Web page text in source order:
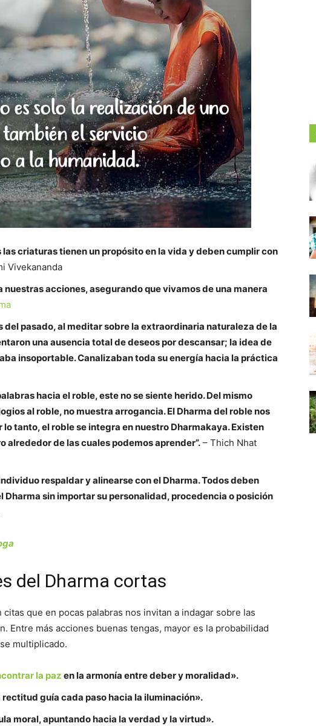
las criaturas tienen un propósito en la vida y deben cumplir con
Vivekananda
nuestras acciones, asegurando que vivamos de una manera
del pasado, al meditar sobre la extraordinaria naturaleza de la
una ausencia total de deseos por descansar; la idea de
insoportable. Canalizaban toda su energía hacia la práctica
hacia el roble, este no se siente herido. Del mismo
al roble, no muestra arrogancia. El Dharma del roble nos
tanto, el roble se integra en nuestro Dharmakaya. Existen
alrededor de las cuales podemos aprender”. – Thich Nhat
respaldar y alinearse con el Dharma. Todos deben
sin importar su personalidad, procedencia o posición
del Dharma cortas
que en pocas palabras nos invitan a indagar sobre las
Entre más acciones buenas tengas, mayor es la probabilidad
multiplicado.
la paz en la armonía entre deber y moralidad».
rectitud guía cada paso hacia la iluminación».
moral, apuntando hacia la verdad y la virtud».